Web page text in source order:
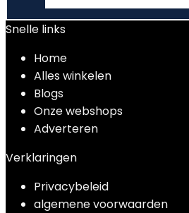
Snelle links
Home
Alles winkelen
Blogs
Onze webshops
Adverteren
Verklaringen
Privacybeleid
algemene voorwaarden